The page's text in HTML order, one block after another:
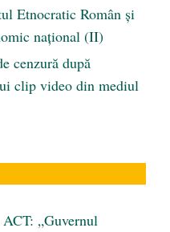
Etnocratic Român şi
naţional (II)
cenzură după
clip video din mediul
„Guvernul